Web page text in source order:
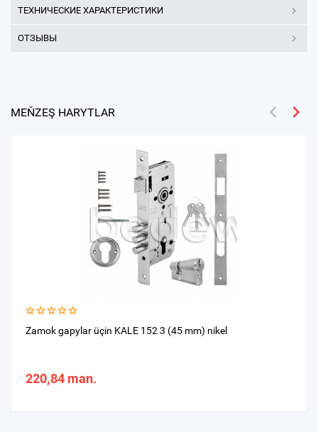
ТЕХНИЧЕСКИЕ ХАРАКТЕРИСТИКИ
ОТЗЫВЫ
MEŇZEŞ HARYTLAR
Zamok gapylar üçin KALE 152 3 (45 mm) nikel
220,84 man.